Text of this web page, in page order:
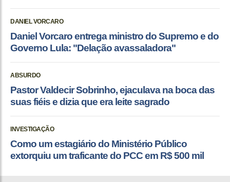
DANIEL VORCARO
Daniel Vorcaro entrega ministro do Supremo e do
Governo Lula: "Delação avassaladora"
ABSURDO
Pastor Valdecir Sobrinho, ejaculava na boca das
suas fiéis e dizia que era leite sagrado
INVESTIGAÇÃO
Como um estagiário do Ministério Público
extorquiu um traficante do PCC em R$ 500 mil